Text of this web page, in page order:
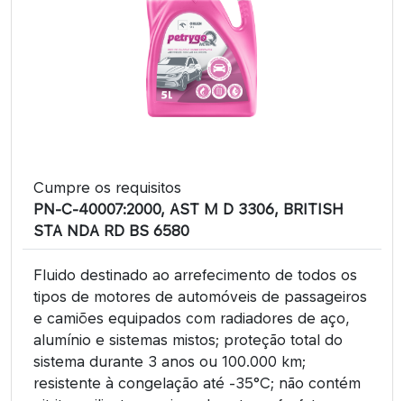
Cumpre os requisitos
PN-C-40007:2000, AST M D 3306, BRITISH
STA NDA RD BS 6580
Fluido destinado ao arrefecimento de todos os
tipos de motores de automóveis de passageiros
e camiões equipados com radiadores de aço,
alumínio e sistemas mistos; proteção total do
sistema durante 3 anos ou 100.000 km;
resistente à congelação até -35°C; não contém